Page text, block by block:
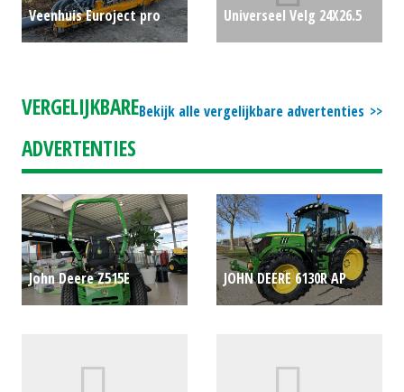
Veenhuis Euroject pro
Universeel Velg 24X26.5
Bekijk alle vergelijkbare advertenties
VERGELIJKBARE
ADVERTENTIES
John Deere Z515E
JOHN DEERE 6130R AP